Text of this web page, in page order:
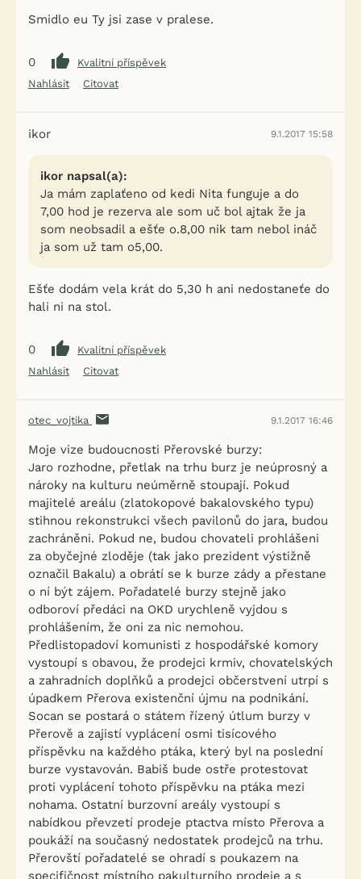
Smidlo eu Ty jsi zase v pralese.
0
Kvalitní příspěvek
Nahlásit
Citovat
ikor 9.1.2017 15:58
ikor napsal(a):
Ja mám zaplaťeno od kedi Nita funguje a do
7,00 hod je rezerva ale som uč bol ajtak že ja
som neobsadil a ešťe o.8,00 nik tam nebol ináč
ja som už tam o5,00.
Ešťe dodám vela krát do 5,30 h ani nedostaneťe do
hali ni na stol.
0
Kvalitní příspěvek
Nahlásit
Citovat
otec_vojtika 9.1.2017 16:46
Moje vize budoucnosti Přerovské burzy:
Jaro rozhodne, přetlak na trhu burz je neúprosný a
nároky na kulturu neúměrně stoupají. Pokud
majitelé areálu (zlatokopové bakalovského typu)
stihnou rekonstrukci všech pavilonů do jara, budou
zachráněni. Pokud ne, budou chovateli prohlášeni
za obyčejné zloděje (tak jako prezident výstižně
označil Bakalu) a obrátí se k burze zády a přestane
o ní být zájem. Pořadatelé burzy stejně jako
odboroví předáci na OKD urychleně vyjdou s
prohlášením, že oni za nic nemohou.
Předlistopadoví komunisti z hospodářské komory
vystoupí s obavou, že prodejci krmiv, chovatelských
a zahradních doplňků a prodejci občerstvení utrpí s
úpadkem Přerova existenční újmu na podnikání.
Socan se postará o státem řízený útlum burzy v
Přerově a zajistí vyplácení osmi tisícového
příspěvku na každého ptáka, který byl na poslední
burze vystavován. Babiš bude ostře protestovat
proti vyplácení tohoto příspěvku na ptáka mezi
nohama. Ostatní burzovní areály vystoupí s
nabídkou převzetí prodeje ptactva místo Přerova a
poukáží na současný nedostatek prodejců na trhu.
Přerovští pořadatelé se ohradí s poukazem na
specifičnost místního pakulturního prodeje a s